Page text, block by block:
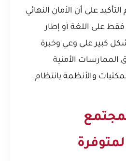
على أن الأمان النهائي
على اللغة أو إطار
كبير على وعي وخبرة
الأمنية
والأنظمة بانتظام.